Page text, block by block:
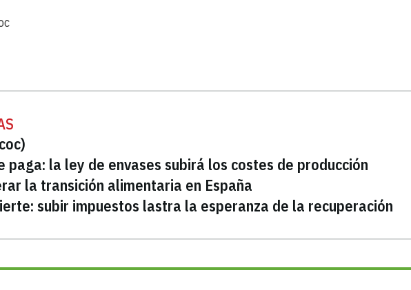
paga: la ley de envases subirá los costes de producción
la transición alimentaria en España
subir impuestos lastra la esperanza de la recuperación